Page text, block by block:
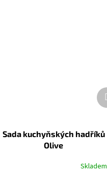
Sada kuchyňských hadříků
Olive
Skladem